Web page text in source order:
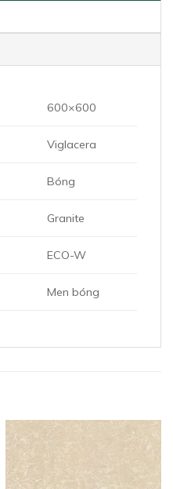
600×600
Viglacera
Bóng
Granite
ECO-W
Men bóng